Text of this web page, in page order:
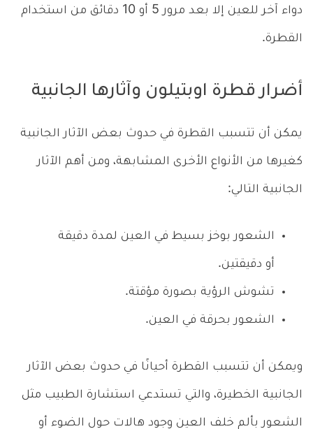
دواء آخر للعين إلا بعد مرور 5 أو 10 دقائق من استخدام
القطرة.
أضرار قطرة اوبتيلون وآثارها الجانبية
يمكن أن تتسبب القطرة في حدوث بعض الآثار الجانبية
كغيرها من الأنواع الأخرى المشابهة، ومن أهم الآثار
الجانبية التالي:
الشعور بوخز بسيط في العين لمدة دقيقة
أو دقيقتين.
تشوش الرؤية بصورة مؤقتة.
الشعور بحرقة في العين.
ويمكن أن تتسبب القطرة أحيانًا في حدوث بعض الآثار
الجانبية الخطيرة، والتي تستدعي استشارة الطبيب مثل
الشعور بألم خلف العين وجود هالات حول الضوء أو